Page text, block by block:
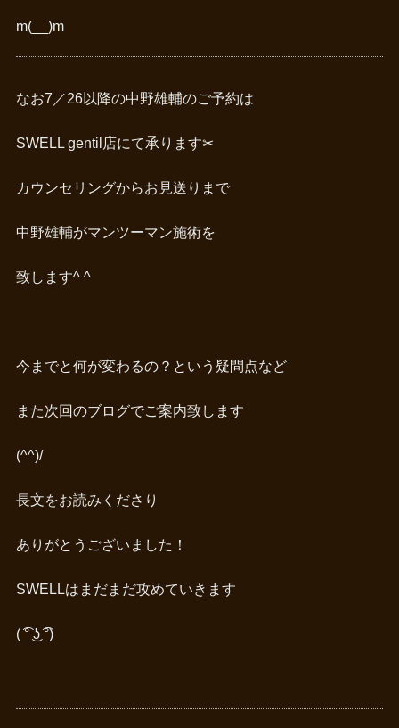
m(__)m
なお7／26以降の中野雄輔のご予約は
SWELL gentil店にて承ります✂︎
カウンセリングからお見送りまで
中野雄輔がマンツーマン施術を
致します^ ^
今までと何が変わるの？という疑問点など
また次回のブログでご案内致します
(^^)/
長文をお読みくださり
ありがとうございました！
SWELLはまだまだ攻めていきます
( ͡° ͜ʖ ͡°)